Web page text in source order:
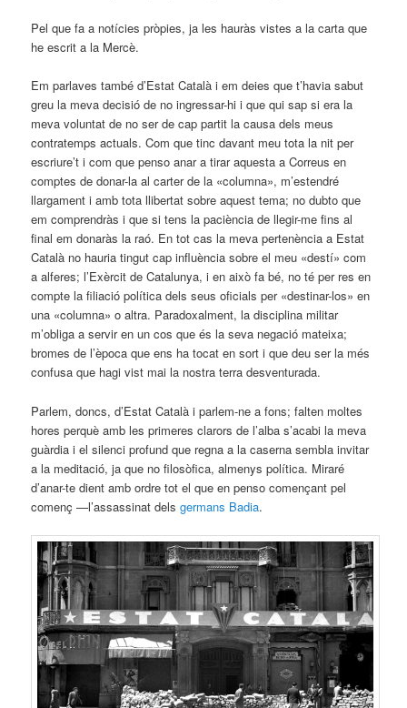
Pel que fa a notícies pròpies, ja les hauràs vistes a la carta que
he escrit a la Mercè.
Em parlaves també d’Estat Català i em deies que ­t’havia sabut
greu la meva decisió de no ingressar-hi i que qui sap si era la
meva voluntat de no ser de cap partit la causa dels meus
contratemps actuals. Com que tinc davant meu tota la nit per
escriure’t i com que penso anar a tirar aquesta a Correus en
comptes de donar-la al carter de la «columna», m’estendré
llargament i amb tota llibertat sobre aquest tema; no dubto que
em comprendràs i que si tens la paciència de llegir-me fins al
final em donaràs la raó. En tot cas la meva pertenència a Estat
Català no hauria tingut cap influència sobre el meu «destí» com
a alferes; l’Exèrcit de Catalunya, i en això fa bé, no té per res en
compte la filiació política dels seus oficials per «destinar-los» en
una «columna» o altra. Paradoxalment, la disciplina militar
m’obliga a servir en un cos que és la seva negació mateixa;
bromes de l’època que ens ha tocat en sort i que deu ser la més
confusa que hagi vist mai la nostra terra desventurada.
Parlem, doncs, d’Estat Català i parlem-ne a fons; falten moltes
hores perquè amb les primeres clarors de l’alba s’acabi la meva
guàrdia i el silenci profund que regna a la caserna sembla invitar
a la meditació, ja que no filosòfica, almenys política. Miraré
d’anar-te dient amb ordre tot el que en penso començant pel
començ —l’assassinat delsgermans Badia.